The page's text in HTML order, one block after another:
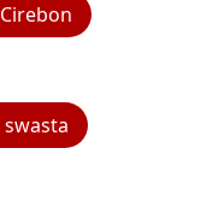
swasta